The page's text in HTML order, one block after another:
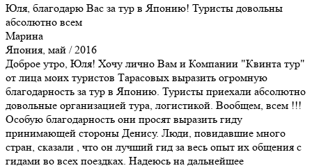
Юля, благодарю Вас за тур в Японию! Туристы довольны
абсолютно всем
Марина
Япония, май / 2016
Доброе утро, Юля! Хочу лично Вам и Компании "Квинта тур"
от лица моих туристов Тарасовых выразить огромную
благодарность за тур в Японию. Туристы приехали абсолютно
довольные организацией тура, логистикой. Вообщем, всем !!!
Особую благодарность они просят выразить гиду
принимающей стороны Денису. Люди, повидавшие много
стран, сказали , что он лучший гид за весь опыт их общения с
гидами во всех поездках. Надеюсь на дальнейшее